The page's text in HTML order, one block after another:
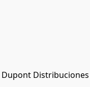
Dupont Distribuciones